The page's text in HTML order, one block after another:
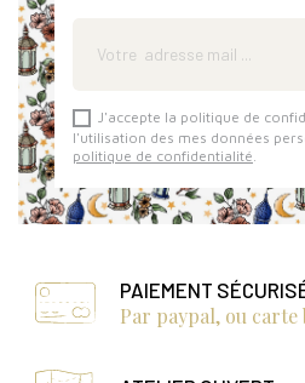
J'accepte la politique de
l'utilisation des mes données
politique de confidentialité
PAIEMENT
Par paypal, ou carte